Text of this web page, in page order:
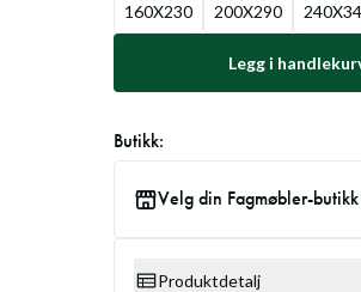
160X230 200X290
Legg i
Butikk:
Velg din Fagmøbler-butikk
Produktdetalj